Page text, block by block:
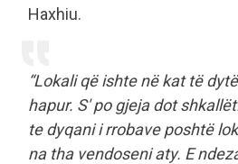
Haxhiu.
“Lokali që ishte në kat të
hapur. S' po gjeja dot
te dyqani i rrobave poshtë
na tha vendoseni aty. E